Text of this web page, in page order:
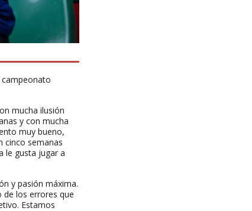
campeonato
mucha ilusión
y con mucha
muy bueno,
cinco semanas
le gusta jugar a
y pasión máxima.
los errores que
Estamos